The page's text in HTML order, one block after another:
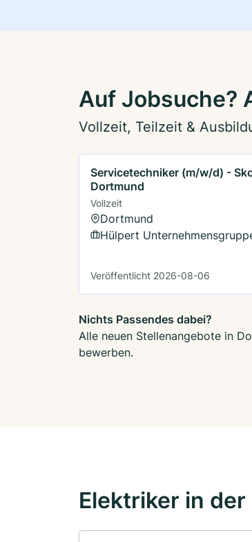
Auf Jobsuche?
Vollzeit, Teilzeit &
Servicetechniker (m/w/d) -
Dortmund
Vollzeit
Dortmund
Hülpert
Veröffentlicht 2026-08-06
Nichts Passendes dabei?
Alle neuen Stellenangebote in
bewerben.
Elektriker in der